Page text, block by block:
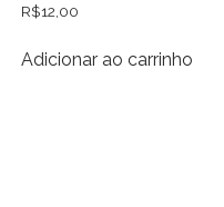
R$12,00
Adicionar ao carrinho